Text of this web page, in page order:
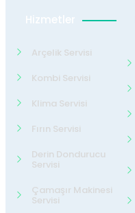
Hizmetler
Arçelik Servisi
Kombi Servisi
Klima Servisi
Fırın Servisi
Derin Dondurucu
Servisi
Çamaşır Makinesi
Servisi